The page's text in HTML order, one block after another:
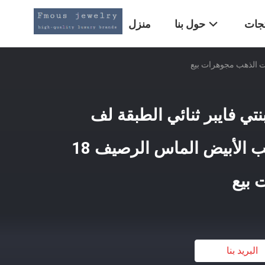
منزل حول بنا
فايبر ثنائي الطبقة لف
السوار 18 كارت الذهب الأبيض الماس الرصيف 18
بيع
البريد بنا